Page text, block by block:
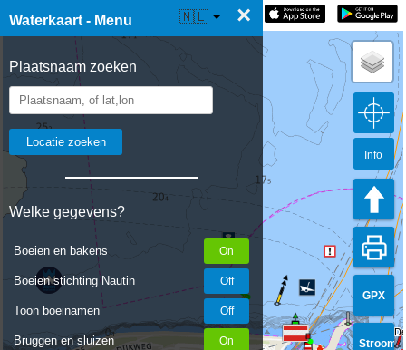
Waterkaart - Menu ×
Plaatsnaam zoeken
Welke gegevens?
Boeien en bakens
Boeien stichting Nautin
Toon boeinamen
Bruggen en sluizen
☰ Waterkaart Live 🇳🇱
GPX
Stroom
VC
Info